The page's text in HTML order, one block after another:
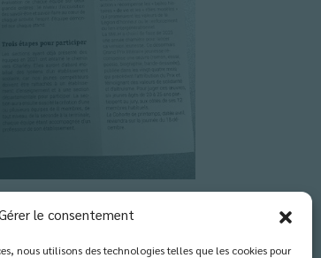
le consentement
nous utilisons des technologies telles que les cookies pour